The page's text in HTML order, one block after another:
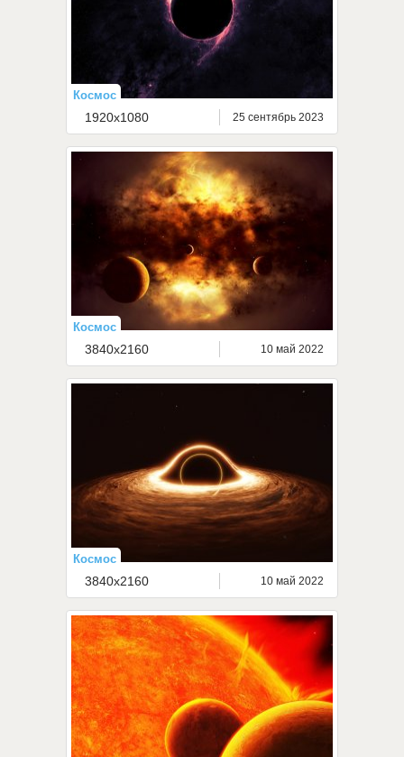
Космос
1920x1080 25 сентябрь 2023
Космос
3840x2160 10 май 2022
Космос
3840x2160 10 май 2022